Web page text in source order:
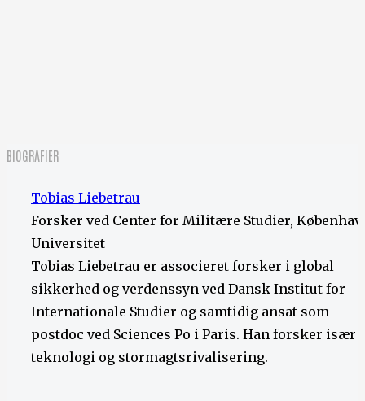
BIOGRAFIER
Tobias Liebetrau
Forsker ved Center for Militære Studier,
Universitet
Tobias Liebetrau er associeret forsker i global
sikkerhed og verdenssyn ved Dansk Institut for
Internationale Studier og samtidig ansat som
postdoc ved Sciences Po i Paris. Han forsker især i
teknologi og stormagtsrivalisering.